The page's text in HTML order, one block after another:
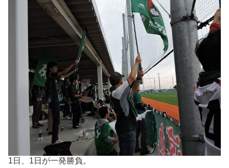
1日、1日が一発勝負。